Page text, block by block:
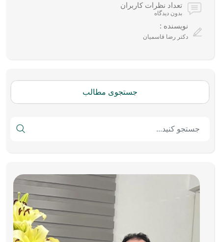
تعداد نظرات کاربران
بدون دیدگاه
نویسنده :
دکتر رضا قاسمیان
جستجوی مطالب